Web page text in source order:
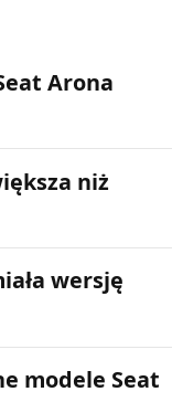
Arona
niż
wersję
modele Seat